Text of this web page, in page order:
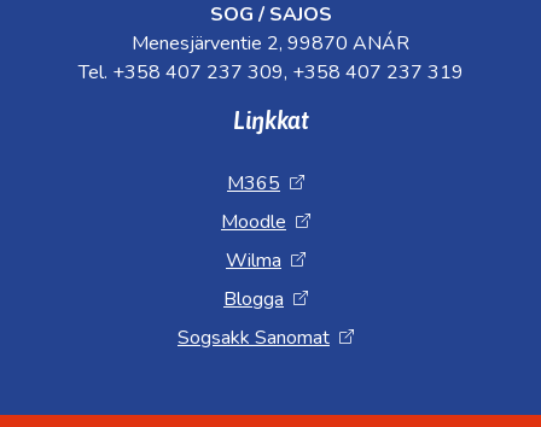
SOG / SAJOS
Menesjärventie 2, 99870 ANÁR
Tel. +358 407 237 309, +358 407 237 319
Liŋkkat
M365
Moodle
Wilma
Blogga
Sogsakk Sanomat